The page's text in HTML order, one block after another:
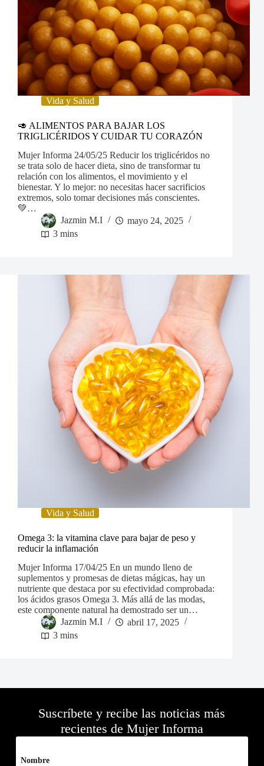
Vida y Salud
🥑 ALIMENTOS PARA BAJAR LOS
TRIGLICÉRIDOS Y CUIDAR TU CORAZÓN
Mujer Informa 24/05/25 Reducir los triglicéridos no
se trata solo de hacer dieta, sino de transformar tu
relación con los alimentos, el movimiento y el
bienestar. Y lo mejor: no necesitas hacer sacrificios
extremos, solo tomar decisiones más conscientes.
💚…
Jazmin M.I
mayo 24, 2025
3 mins
Vida y Salud
Omega 3: la vitamina clave para bajar de peso y
reducir la inflamación
Mujer Informa 17/04/25 En un mundo lleno de
suplementos y promesas de dietas mágicas, hay un
nutriente que destaca por su efectividad comprobada:
los ácidos grasos Omega 3. Más allá de las modas,
este componente natural ha demostrado ser un…
Jazmin M.I
abril 17, 2025
3 mins
Suscríbete y recibe las noticias más
recientes de Mujer Informa
Nombre